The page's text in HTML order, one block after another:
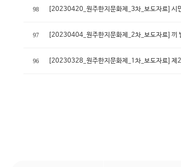
98 [20230420_원주한지문화제_3차_보도자료] 시
97 [20230404_원주한지문화제_2차_보도자료] 끼
96 [20230328_원주한지문화제_1차_보도자료] 제